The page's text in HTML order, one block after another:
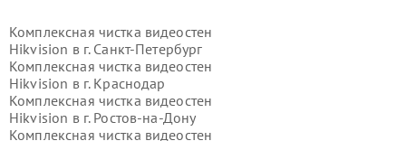
Комплексная чистка видеостен
Hikvision в г. Санкт-Петербург
Комплексная чистка видеостен
Hikvision в г. Краснодар
Комплексная чистка видеостен
Hikvision в г. Ростов-на-Дону
Комплексная чистка видеостен